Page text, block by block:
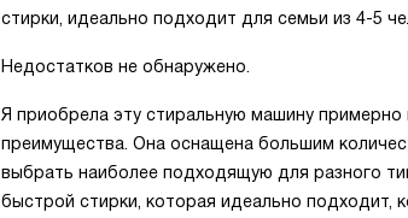
стирки, идеально подходит для семьи из 4-5
Недостатков не обнаружено.
Я приобрела эту стиральную машину
преимущества. Она оснащена большим
выбрать наиболее подходящую для разного
быстрой стирки, которая идеально подходит,